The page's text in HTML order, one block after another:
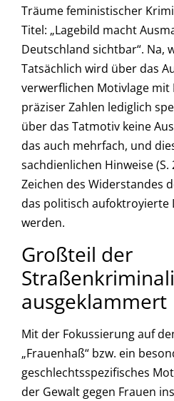
Träume feministischer
Titel: „Lagebild macht
Deutschland sichtbar“. Na,
Tatsächlich wird über das
verwerflichen Motivlage mit
präziser Zahlen lediglich
über das Tatmotiv keine
das auch mehrfach, und
sachdienlichen Hinweise
Zeichen des Widerstandes
das politisch aufoktroyierte
werden.
Großteil der
ausgeklammert
Mit der Fokussierung auf
„Frauenhaß“ bzw. ein
geschlechtsspezifisches
der Gewalt gegen Frauen